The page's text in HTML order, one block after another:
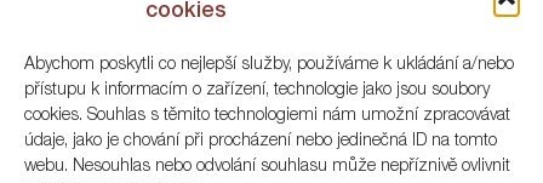
cookies
Abychom poskytli co nejlepší služby, používáme k ukládání a/nebo
přístupu k informacím o zařízení, technologie jako jsou soubory
cookies. Souhlas s těmito technologiemi nám umožní zpracovávat
údaje, jako je chování při procházení nebo jedinečná ID na tomto
webu. Nesouhlas nebo odvolání souhlasu může nepříznivě ovlivnit
Kontakt
ARGO Numismatika
Korunní 83, Praha 3